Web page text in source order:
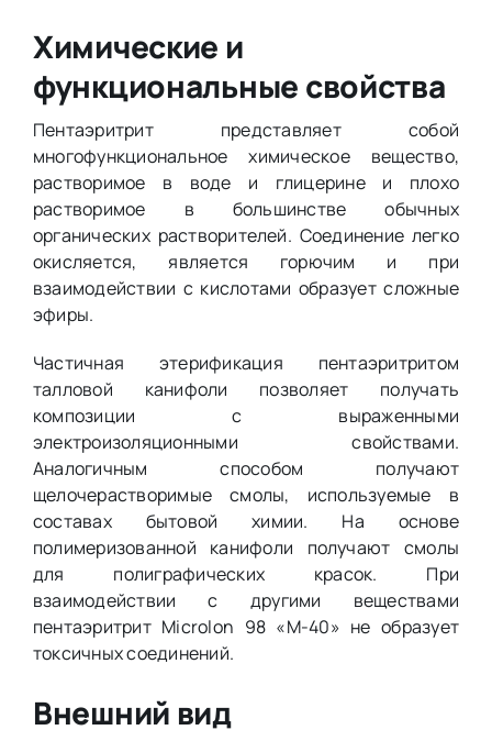
Химические и
функциональные свойства
Пентаэритрит представляет собой
многофункциональное химическое вещество,
растворимое в воде и глицерине и плохо
растворимое в большинстве обычных
органических растворителей. Соединение легко
окисляется, является горючим и при
взаимодействии с кислотами образует сложные
эфиры.
Частичная этерификация пентаэритритом
талловой канифоли позволяет получать
композиции с выраженными
электроизоляционными свойствами.
Аналогичным способом получают
щелочерастворимые смолы, используемые в
составах бытовой химии. На основе
полимеризованной канифоли получают смолы
для полиграфических красок. При
взаимодействии с другими веществами
пентаэритрит Microlon 98 «М-40» не образует
токсичных соединений.
Внешний вид